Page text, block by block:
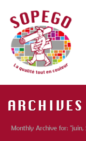
ARCHIVES
Monthly Archive for: "juin,